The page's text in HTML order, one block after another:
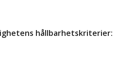
hållbarhetskriterier: